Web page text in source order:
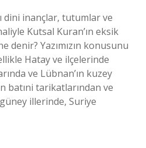
dini inançlar, tutumlar ve
Kutsal Kuran’ın eksik
denir? Yazımızın konusunu
Hatay ve ilçelerinde
ve Lübnan’ın kuzey
batıni tarikatlarından ve
illerinde, Suriye